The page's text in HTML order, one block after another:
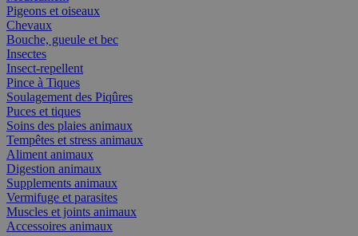
Pigeons et oiseaux
Chevaux
Bouche, gueule et bec
Insectes
Insect-repellent
Pince à Tiques
Soulagement des Piqûres
Puces et tiques
Soins des plaies animaux
Tempêtes et stress animaux
Aliment animaux
Digestion animaux
Supplements animaux
Vermifuge et parasites
Muscles et joints animaux
Accessoires animaux